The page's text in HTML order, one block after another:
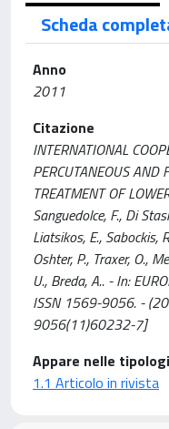
Scheda
Anno
2011
Citazione
INTERNATIONAL
PERCUTANEOUS AND
TREATMENT OF
Sanguedolce, F., Di
Liatsikos, E., Sabockis,
Oshter, P., Traxer, O.,
U., Breda, A.. - In:
ISSN 1569-9056. -
9056(11)60232-7]
Appare nelle
1.1 Articolo in rivista